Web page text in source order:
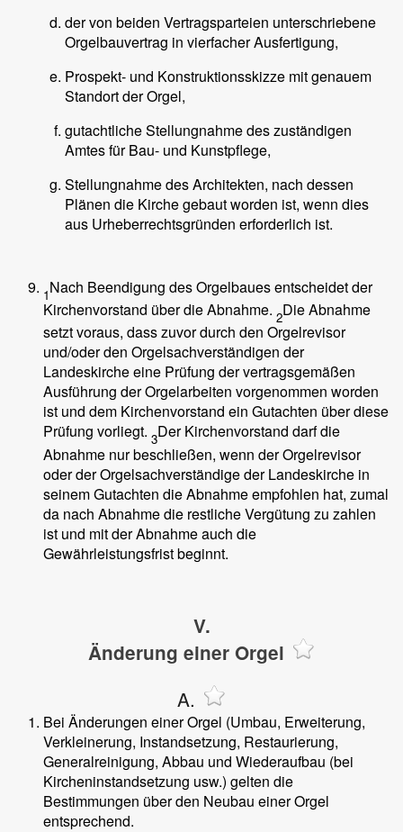
der von beiden Vertragsparteien unterschriebene
Orgelbauvertrag in vierfacher Ausfertigung,
Prospekt- und Konstruktionsskizze mit genauem
Standort der Orgel,
gutachtliche Stellungnahme des zuständigen
Amtes für Bau- und Kunstpflege,
Stellungnahme des Architekten, nach dessen
Plänen die Kirche gebaut worden ist, wenn dies
aus Urheberrechtsgründen erforderlich ist.
1Nach Beendigung des Orgelbaues entscheidet der
Kirchenvorstand über die Abnahme. 2Die Abnahme
setzt voraus, dass zuvor durch den Orgelrevisor
und/oder den Orgelsachverständigen der
Landeskirche eine Prüfung der vertragsgemäßen
Ausführung der Orgelarbeiten vorgenommen worden
ist und dem Kirchenvorstand ein Gutachten über diese
Prüfung vorliegt. 3Der Kirchenvorstand darf die
Abnahme nur beschließen, wenn der Orgelrevisor
oder der Orgelsachverständige der Landeskirche in
seinem Gutachten die Abnahme empfohlen hat, zumal
da nach Abnahme die restliche Vergütung zu zahlen
ist und mit der Abnahme auch die
Gewährleistungsfrist beginnt.
V.
Änderung einer Orgel
A.
Bei Änderungen einer Orgel (Umbau, Erweiterung,
Verkleinerung, Instandsetzung, Restaurierung,
Generalreinigung, Abbau und Wiederaufbau (bei
Kircheninstandsetzung usw.) gelten die
Bestimmungen über den Neubau einer Orgel
entsprechend.